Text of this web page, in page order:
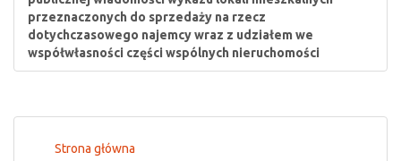
przeznaczonych do sprzedaży na rzecz
dotychczasowego najemcy wraz z udziałem we
współwłasności części wspólnych nieruchomości
Strona główna